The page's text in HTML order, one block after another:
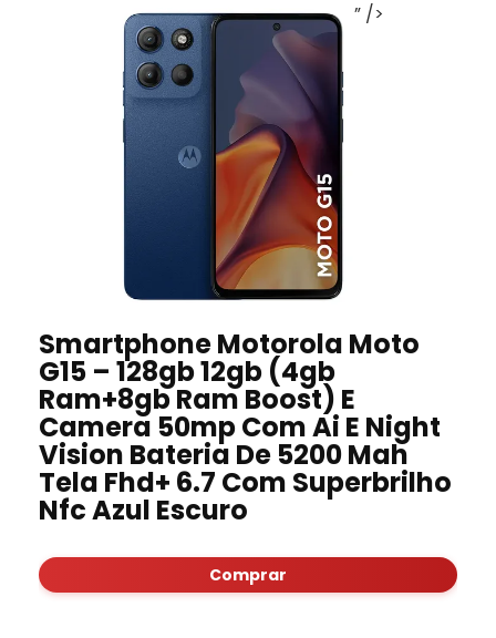
” />
Smartphone Motorola Moto
G15 – 128gb 12gb (4gb
Ram+8gb Ram Boost) E
Camera 50mp Com Ai E Night
Vision Bateria De 5200 Mah
Tela Fhd+ 6.7 Com Superbrilho
Nfc Azul Escuro
Comprar